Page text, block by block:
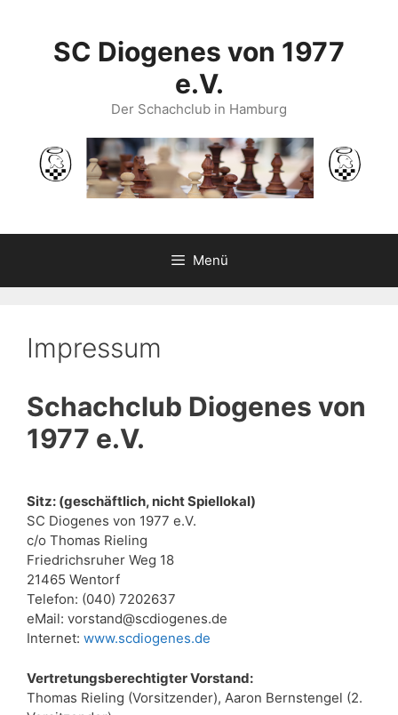
springenSC Diogenes von 1977
e.V.
Der Schachclub in Hamburg
Menü
Impressum
Schachclub Diogenes von
1977 e.V.
Sitz: (geschäftlich, nicht Spiellokal)
SC Diogenes von 1977 e.V.
c/o Thomas Rieling
Friedrichsruher Weg 18
21465 Wentorf
Telefon: (040) 7202637
eMail: vorstand@scdiogenes.de
Internet: www.scdiogenes.de
Vertretungsberechtigter Vorstand:
Thomas Rieling (Vorsitzender), Aaron Bernstengel (2.